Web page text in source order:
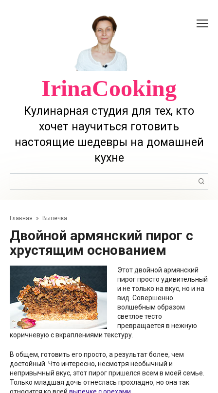
IrinaCooking
Кулинарная студия для тех, кто
хочет научиться готовить
настоящие шедевры на домашней
кухне
Главная » Выпечка
Двойной армянский пирог с
хрустящим основанием
Этот двойной армянский
пирог просто удивительный
и не только на вкус, но и на
вид. Совершенно
волшебным образом
светлое тесто
превращается в нежную
коричневую с вкраплениями текстуру.
В общем, готовить его просто, а результат более, чем
достойный. Что интересно, несмотря необычный и
непривычный вкус, этот пирог пришелся всем в моей семье.
Только младшая дочь отнеслась прохладно, но она так
относится ко всей выпечке с орехами